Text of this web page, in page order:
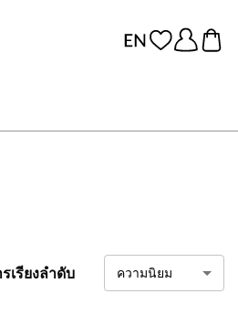
เรียงลำดับ ความนิยม